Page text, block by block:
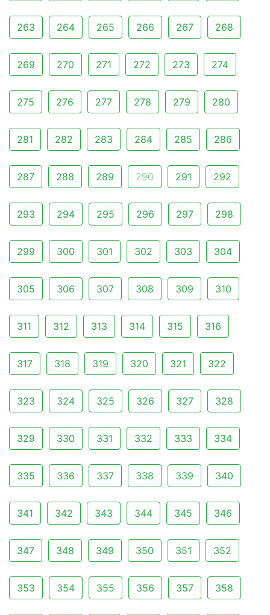
263 264 265 266 267 268
269 270 271 272 273 274
275 276 277 278 279 280
281 282 283 284 285 286
287 288 289 290 291 292
293 294 295 296 297 298
299 300 301 302 303 304
305 306 307 308 309 310
311 312 313 314 315 316
317 318 319 320 321 322
323 324 325 326 327 328
329 330 331 332 333 334
335 336 337 338 339 340
341 342 343 344 345 346
347 348 349 350 351 352
353 354 355 356 357 358